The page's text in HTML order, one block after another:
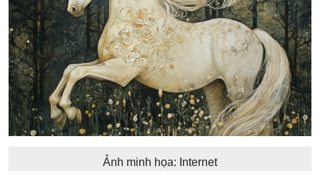
Ảnh minh họa: Internet